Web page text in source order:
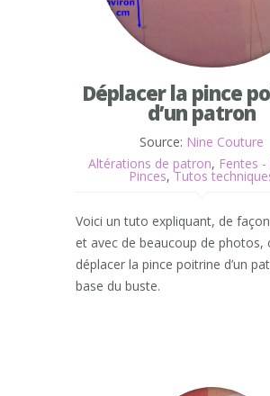
Déplacer la pince
d’un patron
Source: Nine Couture
Altérations de patron, Fentes
Pinces, Tutos
Voici un tuto expliquant, de
et avec de beaucoup de photos,
déplacer la pince poitrine d’un
base du buste.